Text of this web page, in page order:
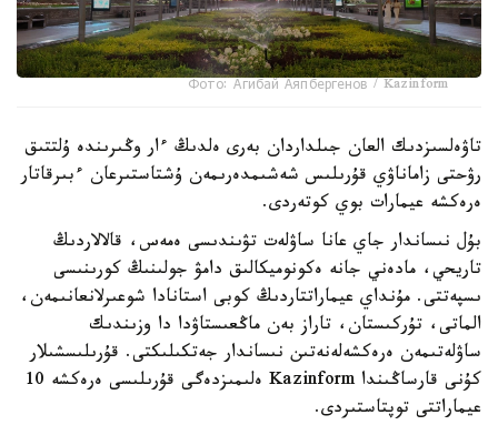
Фото: Агибай Аяпбергенов / Kazinform
تاۋەلسىزدىك العان جىلداردان بەرى ەلدىڭ ءار وڭىرىندە ۇلتتىق
رۋحتى زاماناۋي قۇرىلىس شەشىمدەرىمەن ۇشتاستىرعان ءبىرقاتار
ەرەكشە عيمارات بوي كوتەردى.
بۇل نىساندار جاي عانا ساۋلەت تۋىندىسى ەمەس، قالالاردىڭ
تاريحي، مادەني جانە ەكونوميكالىق دامۋ جولىنىڭ كورىنىسى
ىسپەتتى. مۇنداي عيماراتتاردىڭ كوبى استانادا شوعىرلانعانىمەن،
الماتى، تۇركىستان، تاراز بەن ماڭعىستاۋدا دا وزىندىك
ساۋلەتىمەن ەرەكشەلەنەتىن نىساندار جەتكىلىكتى. قۇرىلىسشىلار
كۇنى قارساڭىندا Kazinform ەلىمىزدەگى قۇرىلىسى ەرەكشە 10
عيماراتتى توپتاستىردى.